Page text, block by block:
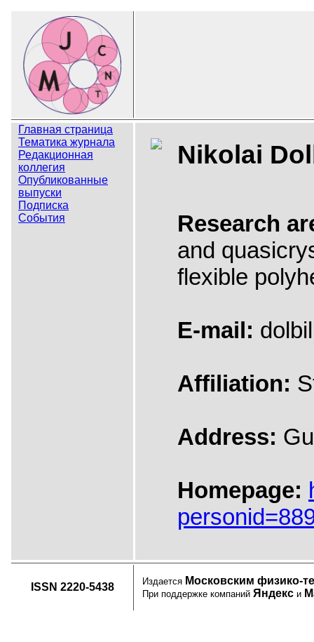
Главная страница
Тематика журнала
Редакционная
коллегия
Опубликованные
выпуски
Подписка
События
Nikolai
Research
and
flexible
E-mail:
Affiliation:
Address:
Homepage:
ISSN 2220-5438 Издается Московским физико-
При поддержке компаний Яндекс и